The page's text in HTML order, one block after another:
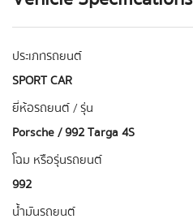
ประเภทรถยนต์
SPORT CAR
ยี่ห้อรถยนต์ / รุ่น
Porsche / 992 Targa 4S
โฉม หรือรุ่นรถยนต์
992
น้ำมันรถยนต์